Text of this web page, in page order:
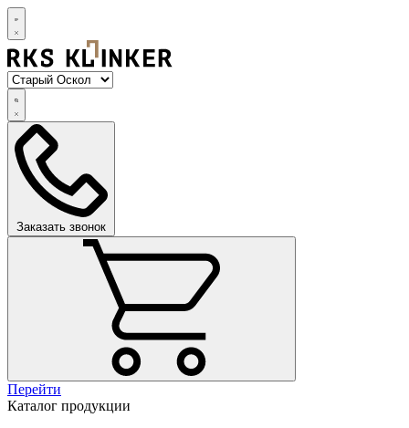
Заказать звонок
Перейти
Каталог продукции